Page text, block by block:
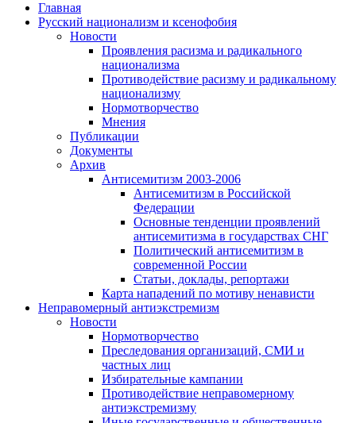
Главная
Русский национализм и ксенофобия
Новости
Проявления расизма и радикального
национализма
Противодействие расизму и радикальному
национализму
Нормотворчество
Мнения
Публикации
Документы
Архив
Антисемитизм 2003-2006
Антисемитизм в Российской
Федерации
Основные тенденции проявлений
антисемитизма в государствах СНГ
Политический антисемитизм в
современной России
Статьи, доклады, репортажи
Карта нападений по мотиву ненависти
Неправомерный антиэкстремизм
Новости
Нормотворчество
Преследования организаций, СМИ и
частных лиц
Избирательные кампании
Противодействие неправомерному
антиэкстремизму